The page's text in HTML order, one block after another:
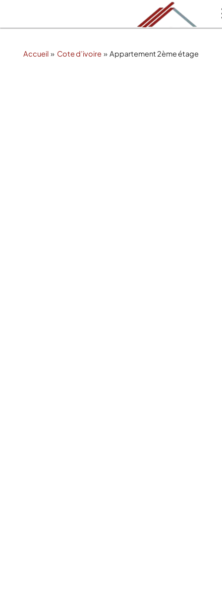
contenu
Accueil Cote d’ivoire Appartement 2ème étage